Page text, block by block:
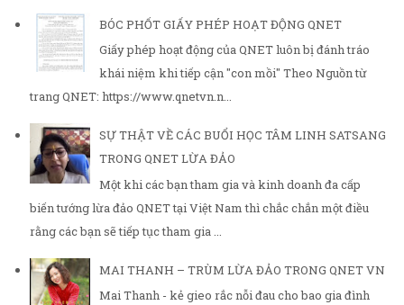
BÓC PHỐT GIẤY PHÉP HOẠT ĐỘNG QNET
Giấy phép hoạt động của QNET luôn bị đánh tráo
khái niệm khi tiếp cận "con mồi" Theo Nguồn từ
trang QNET: https://www.qnetvn.n...
SỰ THẬT VỀ CÁC BUỔI HỌC TÂM LINH SATSANG
TRONG QNET LỪA ĐẢO
Một khi các bạn tham gia và kinh doanh đa cấp
biến tướng lừa đảo QNET tại Việt Nam thì chắc chắn một điều
rằng các bạn sẽ tiếp tục tham gia ...
MAI THANH – TRÙM LỪA ĐẢO TRONG QNET VN
Mai Thanh - kẻ gieo rắc nỗi đau cho bao gia đình